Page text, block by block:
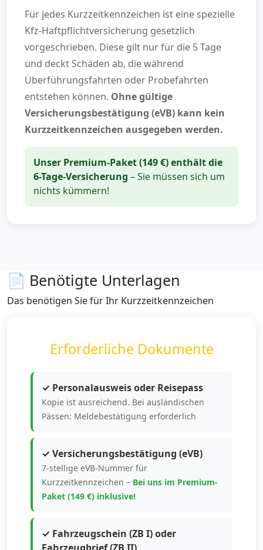
Für jedes Kurzzeitkennzeichen ist eine spezielle
Kfz-Haftpflichtversicherung gesetzlich
vorgeschrieben. Diese gilt nur für die 5 Tage
und deckt Schäden ab, die während
Überführungsfahrten oder Probefahrten
entstehen können. Ohne gültige
Versicherungsbestätigung (eVB) kann kein
Kurzzeitkennzeichen ausgegeben werden.
Unser Premium-Paket (149 €) enthält die
6-Tage-Versicherung – Sie müssen sich um
nichts kümmern!
📄 Benötigte Unterlagen
Das benötigen Sie für Ihr Kurzzeitkennzeichen
Erforderliche Dokumente
✓ Personalausweis oder Reisepass
Kopie ist ausreichend. Bei ausländischen
Pässen: Meldebestätigung erforderlich
✓ Versicherungsbestätigung (eVB)
7-stellige eVB-Nummer für
Kurzzeitkennzeichen – Bei uns im Premium-
Paket (149 €) inklusive!
✓ Fahrzeugschein (ZB I) oder